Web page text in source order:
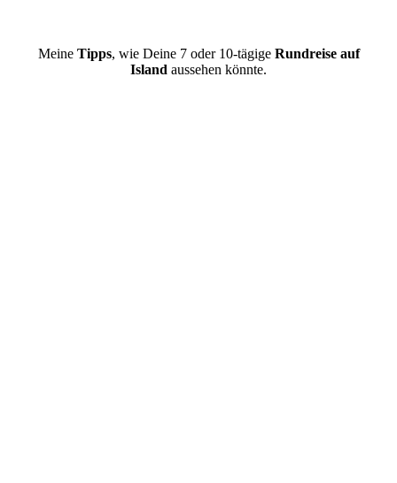
Meine Tipps, wie Deine 7 oder 10-tägige Rundreise auf
Island aussehen könnte.